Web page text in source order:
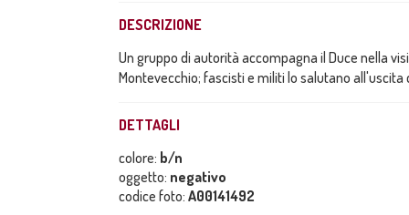
DESCRIZIONE
Un gruppo di autorità accompagna il Duce nella
Montevecchio; fascisti e militi lo salutano all'uscita
DETTAGLI
colore: b/n
oggetto: negativo
codice foto: A00141492